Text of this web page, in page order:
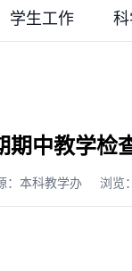
学生工作
中教学检
：本科教学办 浏览：